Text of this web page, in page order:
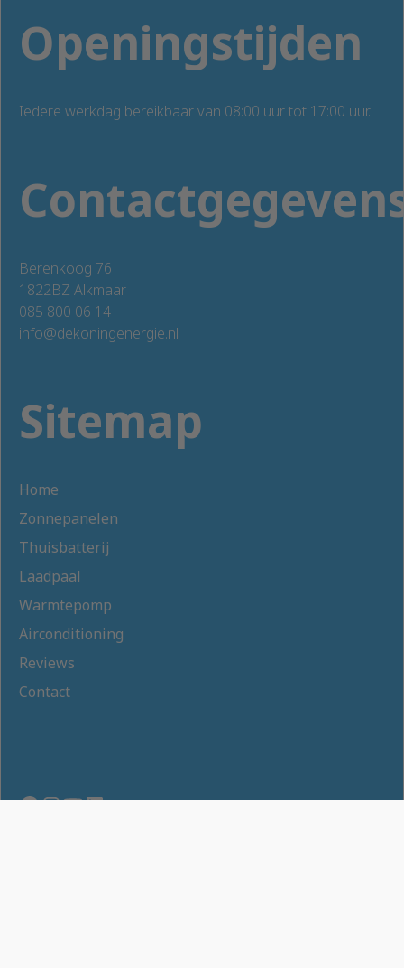
Sitemap
Home
Zonnepanelen
Thuisbatterij
Laadpaal
Warmtepomp
Airconditioning
Reviews
Contact
Berenkoog 76
1822BZ Alkmaar
085 800 06 14
info@dekoningenergie.nl
Openingstijden
Iedere werkdag bereikbaar van 08:00 uur tot 17:00 uur.